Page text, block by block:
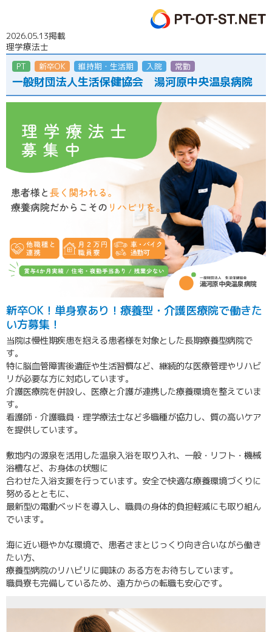
2026.05.13掲載
理学療法士
PT 新卒OK 維持期・生活期 入院 常勤
一般財団法人生活保健協会 湯河原中央温泉病院
新卒OK！単身寮あり！療養型・介護医療院で働きた
い方募集！
当院は慢性期疾患を抱える患者様を対象とした長期療養型病院で
す。
特に脳血管障害後遺症や生活習慣など、継続的な医療管理やリハビ
リが必要な方に対応しています。
介護医療院を併設し、医療と介護が連携した療養環境を整えていま
す。
看護師・介護職員・理学療法士など多職種が協力し、質の高いケア
を提供しています。
敷地内の源泉を活用した温泉入浴を取り入れ、一般・リフト・機械
浴槽など、お身体の状態に
合わせた入浴支援を行っています。安全で快適な療養環境づくりに
努めるとともに、
最新型の電動ベッドを導入し、職員の身体的負担軽減にも取り組ん
でいます。
海に近い穏やかな環境で、患者さまとじっくり向き合いながら働き
たい方、
療養型病院のリハビリに興味の ある方をお待ちしています。
職員寮も完備しているため、遠方からの転職も安心です。